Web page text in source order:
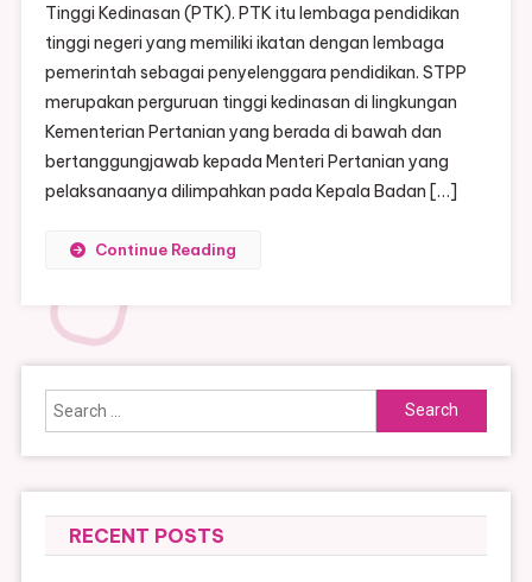
Tinggi Kedinasan (PTK). PTK itu lembaga pendidikan
tinggi negeri yang memiliki ikatan dengan lembaga
pemerintah sebagai penyelenggara pendidikan. STPP
merupakan perguruan tinggi kedinasan di lingkungan
Kementerian Pertanian yang berada di bawah dan
bertanggungjawab kepada Menteri Pertanian yang
pelaksanaanya dilimpahkan pada Kepala Badan […]
Continue Reading
Search
for:
RECENT POSTS